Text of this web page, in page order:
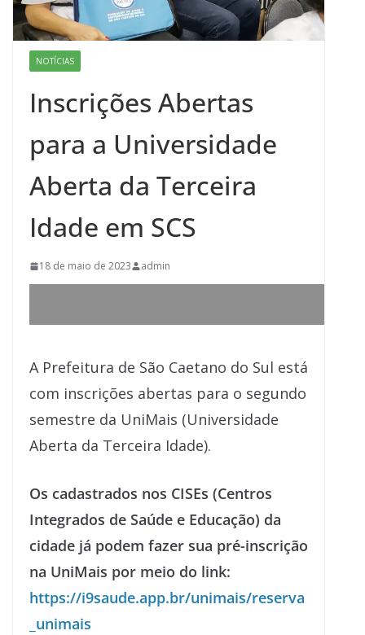
NOTÍCIAS
Inscrições Abertas
para a Universidade
Aberta da Terceira
Idade em SCS
18 de maio de 2023 admin
A Prefeitura de São Caetano do Sul está
com inscrições abertas para o segundo
semestre da UniMais (Universidade
Aberta da Terceira Idade).
Os cadastrados nos CISEs (Centros
Integrados de Saúde e Educação) da
cidade já podem fazer sua pré-inscrição
na UniMais por meio do link:
https://i9saude.app.br/unimais/reserva
_unimais